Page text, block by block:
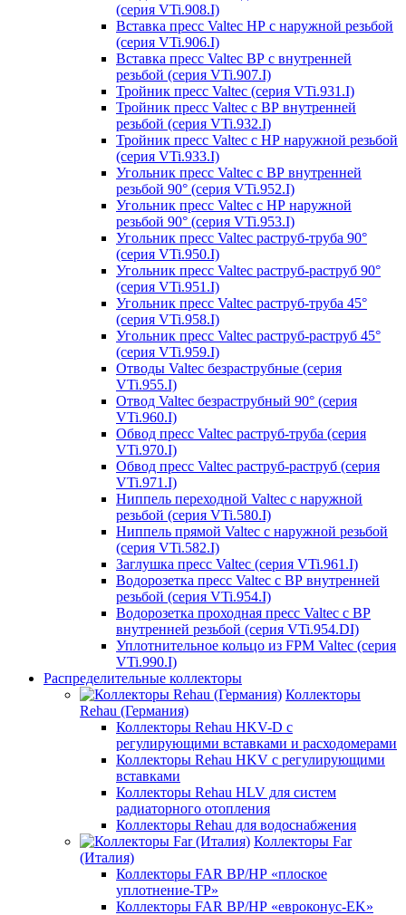
(серия VTi.908.I)
Вставка пресс Valtec НР с наружной резьбой
(серия VTi.906.I)
Вставка пресс Valtec ВР с внутренней
резьбой (серия VTi.907.I)
Тройник пресс Valtec (серия VTi.931.I)
Тройник пресс Valtec с ВР внутренней
резьбой (серия VTi.932.I)
Тройник пресс Valtec с НР наружной резьбой
(серия VTi.933.I)
Угольник пресс Valtec с ВР внутренней
резьбой 90° (серия VTi.952.I)
Угольник пресс Valtec с НР наружной
резьбой 90° (серия VTi.953.I)
Угольник пресс Valtec раструб-труба 90°
(серия VTi.950.I)
Угольник пресс Valtec раструб-раструб 90°
(серия VTi.951.I)
Угольник пресс Valtec раструб-труба 45°
(серия VTi.958.I)
Угольник пресс Valtec раструб-раструб 45°
(серия VTi.959.I)
Отводы Valtec безраструбные (серия
VTi.955.I)
Отвод Valtec безраструбный 90° (серия
VTi.960.I)
Обвод пресс Valtec раструб-труба (серия
VTi.970.I)
Обвод пресс Valtec раструб-раструб (серия
VTi.971.I)
Ниппель переходной Valtec с наружной
резьбой (серия VTi.580.I)
Ниппель прямой Valtec с наружной резьбой
(серия VTi.582.I)
Заглушка пресс Valtec (серия VTi.961.I)
Водорозетка пресс Valtec с ВР внутренней
резьбой (серия VTi.954.I)
Водорозетка проходная пресс Valtec с ВР
внутренней резьбой (серия VTi.954.DI)
Уплотнительное кольцо из FPM Valtec (серия
VTi.990.I)
Распределительные коллекторы
Коллекторы
Rehau (Германия)
Коллекторы Rehau HKV-D с
регулирующими вставками и расходомерами
Коллекторы Rehau HKV с регулирующими
вставками
Коллекторы Rehau HLV для систем
радиаторного отопления
Коллекторы Rehau для водоснабжения
Коллекторы Far
(Италия)
Коллекторы FAR ВР/НР «плоское
уплотнение-TP»
Коллекторы FAR ВР/НР «евроконус-EK»